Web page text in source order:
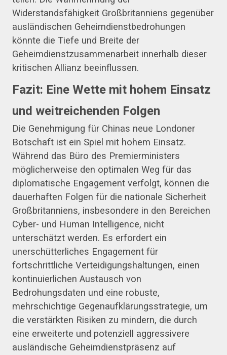
Widerstandsfähigkeit Großbritanniens gegenüber
ausländischen Geheimdienstbedrohungen
könnte die Tiefe und Breite der
Geheimdienstzusammenarbeit innerhalb dieser
kritischen Allianz beeinflussen.
Fazit: Eine Wette mit hohem Einsatz
und weitreichenden Folgen
Die Genehmigung für Chinas neue Londoner
Botschaft ist ein Spiel mit hohem Einsatz.
Während das Büro des Premierministers
möglicherweise den optimalen Weg für das
diplomatische Engagement verfolgt, können die
dauerhaften Folgen für die nationale Sicherheit
Großbritanniens, insbesondere in den Bereichen
Cyber- und Human Intelligence, nicht
unterschätzt werden. Es erfordert ein
unerschütterliches Engagement für
fortschrittliche Verteidigungshaltungen, einen
kontinuierlichen Austausch von
Bedrohungsdaten und eine robuste,
mehrschichtige Gegenaufklärungsstrategie, um
die verstärkten Risiken zu mindern, die durch
eine erweiterte und potenziell aggressivere
ausländische Geheimdienstpräsenz auf